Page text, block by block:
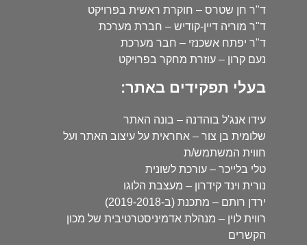
ד"ר חן שטרס – חוקרת ראשית בפרויקט
ד"ר מוריה דיין-קודיש – חברת מערכת
ד"ר יפתח אשכנזי – חבר מערכת
נעם קרון – עוזרת מחקר בפרויקט
בעלי תפקידים באתר:
עידו אנג'ל בוהדנה – בונה האתר
שלומית בן צור – אחראית על עיצוב האתר ועל
חווית המשתמש/ת
טלי בלייכר – עורכת לשונית
נורית וינד קידרון – מעצבת הלוגו
ירדן רותם – מתכנת (ב-2019-2018)
רווית לוין – מנהלת אדמיניסטרטיבית של מכון
הקשרים